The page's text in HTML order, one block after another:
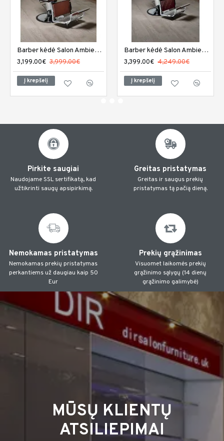
Barber kėdė Salon Ambience Elite
3,199.00€ 3,999.00€
Į krepšelį
Barber kėdė Salon Ambience Elite plius
3,399.00€ 4,249.00€
Į krepšelį
Pirkite saugiai
Naudojame SSL sertifikatą, kad
užtikrinti saugų apsipirkimą.
Greitas pristatymas
Greitas ir saugus prekių
pristatymas tą pačią dieną.
Nemokamas pristatymas
Nemokamas prekių pristatymas
perkantiems už daugiau kaip 50
Eur
Prekių grąžinimas
Visuomet laikomės prekių
grąžinimo sąlygų (14 dienų
grąžinimo galimybė)
MŪSŲ KLIENTŲ
ATSILIEPIMAI